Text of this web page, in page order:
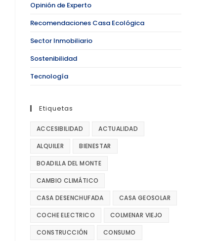
Opinión de Experto
Recomendaciones Casa Ecológica
Sector Inmobiliario
Sostenibilidad
Tecnología
Etiquetas
ACCESIBILIDAD ACTUALIDAD
ALQUILER BIENESTAR
BOADILLA DEL MONTE
CAMBIO CLIMÁTICO
CASA DESENCHUFADA CASA GEOSOLAR
COCHE ELECTRICO COLMENAR VIEJO
CONSTRUCCIÓN CONSUMO